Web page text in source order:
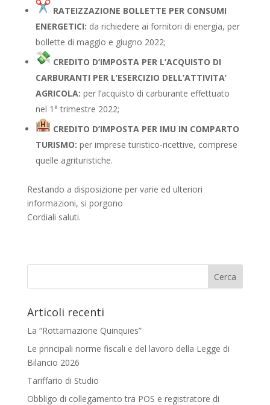
RATEIZZAZIONE BOLLETTE PER CONSUMI
ENERGETICI: da richiedere ai fornitori di energia, per
bollette di maggio e giugno 2022;
CREDITO D’IMPOSTA PER L’ACQUISTO DI
CARBURANTI PER L’ESERCIZIO DELL’ATTIVITA’
AGRICOLA: per l’acquisto di carburante effettuato
nel 1° trimestre 2022;
CREDITO D’IMPOSTA PER IMU IN COMPARTO
TURISMO: per imprese turistico-ricettive, comprese
quelle agrituristiche.
Restando a disposizione per varie ed ulteriori
informazioni, si porgono
Cordiali saluti.
Articoli recenti
La “Rottamazione Quinquies”
Le principali norme fiscali e del lavoro della Legge di
Bilancio 2026
Tariffario di Studio
Obbligo di collegamento tra POS e registratore di